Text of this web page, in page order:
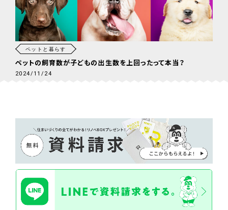
ペットと暮らす
ペットの飼育数が子どもの出生数を上回ったって本当？
2024/11/24